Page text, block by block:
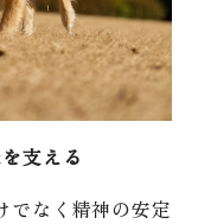
支える
でなく精神の安定